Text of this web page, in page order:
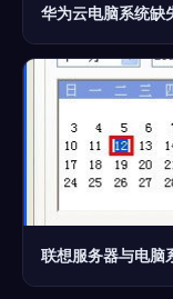
华为云电脑系统
联想服务器与电脑